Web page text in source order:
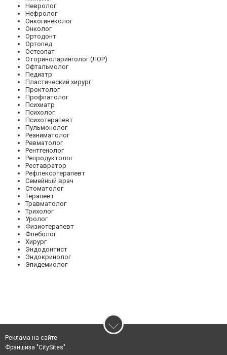
Невролог
Нефролог
Онкогинеколог
Онколог
Ортодонт
Ортопед
Остеопат
Оториноларинголог (ЛОР)
Офтальмолог
Педиатр
Пластический хирург
Проктолог
Профпатолог
Психиатр
Психолог
Психотерапевт
Пульмонолог
Реаниматолог
Ревматолог
Рентгенолог
Репродуктолог
Реставратор
Рефлексотерапевт
Семейный врач
Стоматолог
Терапевт
Травматолог
Трихолог
Уролог
Физиотерапевт
Флеболог
Хирург
Эндодонтист
Эндокринолог
Эпидемиолог
Реклама на сайте
Франшиза "CitySites"